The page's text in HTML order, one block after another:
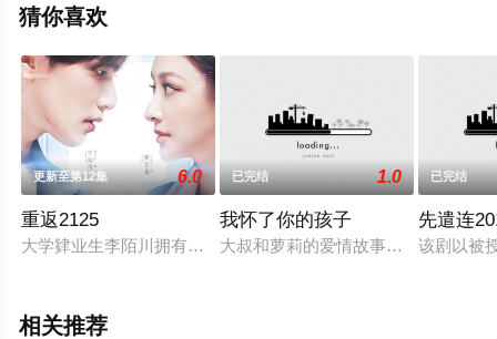
视剧、电视猫或剧情网等平台了解。
猜你喜欢
更新至第12集 6.0
重返2125
大学肄业生李陌川拥有能够预知危险的超感力，但他只想安稳
已完结 1.0
我怀了你的孩子
大叔和萝莉的爱情故事并不都会像漫
已完结
先遣连
该剧以被
相关推荐